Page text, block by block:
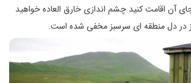
آن اقامت کنید چشم اندازی خارق العاده خواهید
در دل منطقه ای سرسبز مخفی شده است.